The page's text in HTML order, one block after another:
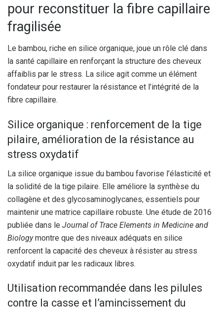
pour reconstituer la fibre capillaire
fragilisée
Le bambou, riche en silice organique, joue un rôle clé dans
la santé capillaire en renforçant la structure des cheveux
affaiblis par le stress. La silice agit comme un élément
fondateur pour restaurer la résistance et l’intégrité de la
fibre capillaire.
Silice organique : renforcement de la tige
pilaire, amélioration de la résistance au
stress oxydatif
La silice organique issue du bambou favorise l’élasticité et
la solidité de la tige pilaire. Elle améliore la synthèse du
collagène et des glycosaminoglycanes, essentiels pour
maintenir une matrice capillaire robuste. Une étude de 2016
publiée dans le Journal of Trace Elements in Medicine and
Biologymontre que des niveaux adéquats en silice
renforcent la capacité des cheveux à résister au stress
oxydatif induit par les radicaux libres.
Utilisation recommandée dans les pilules
contre la casse et l’amincissement du